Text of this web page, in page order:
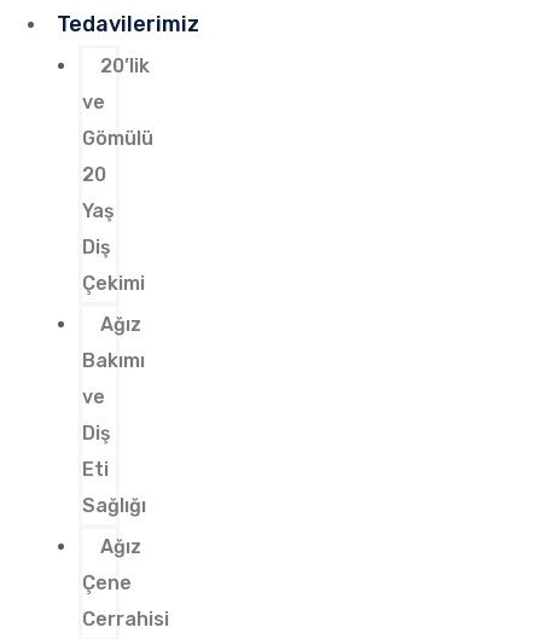
Tedavilerimiz
20’lik
ve
Gömülü
20
Yaş
Diş
Çekimi
Ağız
Bakımı
ve
Diş
Eti
Sağlığı
Ağız
Çene
Cerrahisi